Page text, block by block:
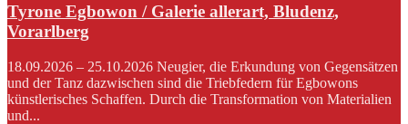
Tyrone Egbowon / Galerie allerart, Bludenz,
Vorarlberg
18.09.2026 – 25.10.2026 Neugier, die Erkundung von Gegensätzen
und der Tanz dazwischen sind die Triebfedern für Egbowons
künstlerisches Schaffen. Durch die Transformation von Materialien
und...